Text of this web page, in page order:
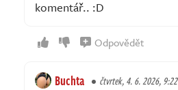
komentář.. :D
Odpovědět
Buchta čtvrtek, 4. 6. 2026, 9:22